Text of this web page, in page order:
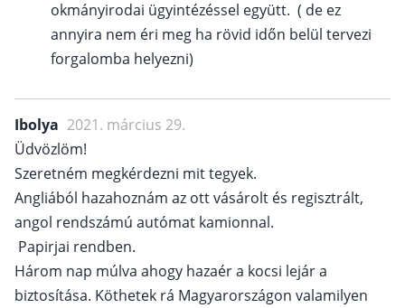
okmányirodai ügyintézéssel együtt. ( de ez
annyira nem éri meg ha rövid időn belül tervezi
forgalomba helyezni)
Ibolya 2021. március 29.
Üdvözlöm!
Szeretném megkérdezni mit tegyek.
Angliából hazahoznám az ott vásárolt és regisztrált,
angol rendszámú autómat kamionnal.
Papirjai rendben.
Három nap múlva ahogy hazaér a kocsi lejár a
biztosítása. Köthetek rá Magyarországon valamilyen